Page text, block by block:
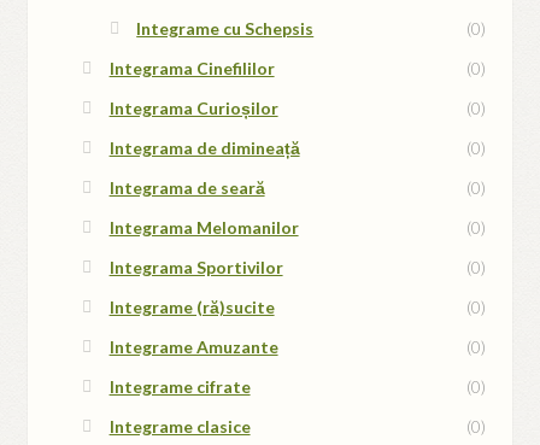
Integrame cu Schepsis
(0)
Integrama Cinefililor
(0)
Integrama Curioșilor
(0)
Integrama de dimineață
(0)
Integrama de seară
(0)
Integrama Melomanilor
(0)
Integrama Sportivilor
(0)
Integrame (ră)sucite
(0)
Integrame Amuzante
(0)
Integrame cifrate
(0)
Integrame clasice
(0)